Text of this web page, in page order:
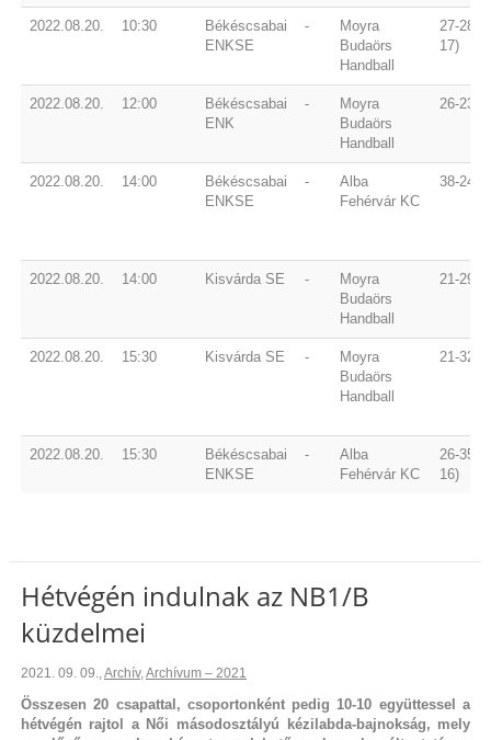
2022.08.20. 10:30
Békéscsabai
ENKSE
-
Moyra
Budaörs
Handball
27-28
17)
2022.08.20. 12:00
Békéscsabai
ENK
-
Moyra
Budaörs
Handball
26-23
2022.08.20. 14:00
Békéscsabai
ENKSE
-
Alba
Fehérvár KC
38-24
2022.08.20. 14:00 Kisvárda SE -
Moyra
Budaörs
Handball
21-29
2022.08.20. 15:30 Kisvárda SE -
Moyra
Budaörs
Handball
21-32
2022.08.20. 15:30
Békéscsabai
ENKSE
-
Alba
Fehérvár KC
26-35
16)
Hétvégén indulnak az NB1/B
küzdelmei
2021. 09. 09.,Archív,Archívum – 2021
Összesen 20 csapattal, csoportonként pedig 10-10 együttessel a
hétvégén rajtol a Női másodosztályú kézilabda-bajnokság, mely